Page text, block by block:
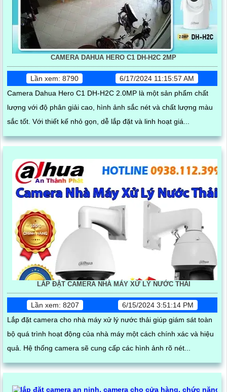
CAMERA DAHUA HERO C1 DH-H2C 2MP
Lần xem: 8790
6/17/2024 11:15:57 AM
Camera Dahua Hero C1 DH-H2C 2.0MP là một sản phẩm chất
lượng với độ phân giải cao, hình ảnh sắc nét và chất lượng màu
sắc tốt. Với thiết kế nhỏ gọn, dễ lắp đặt và linh hoạt giá...
LẮP ĐẶT CAMERA NHÀ MÁY XỬ LÝ NƯỚC THẢI
Lần xem: 8207
6/15/2024 3:51:14 PM
Lắp đặt camera cho nhà máy xử lý nước thải giúp giám sát toàn
bộ quá trình hoạt động của nhà máy một cách chính xác và hiệu
quả. Hệ thống camera sẽ cung cấp các hình ảnh rõ nét...